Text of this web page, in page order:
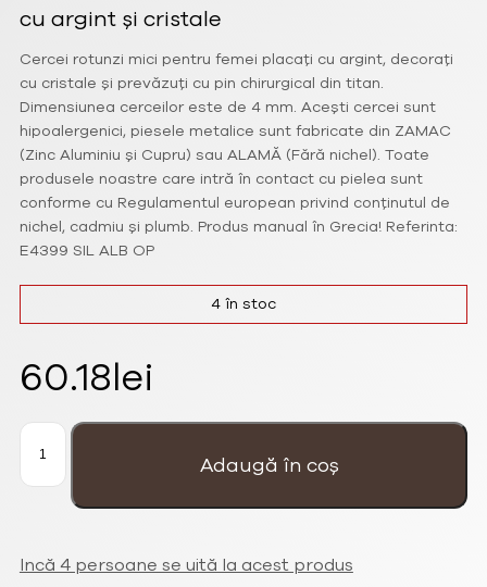
cu argint și cristale
Cercei rotunzi mici pentru femei placați cu argint, decorați
cu cristale și prevăzuți cu pin chirurgical din titan.
Dimensiunea cerceilor este de 4 mm. Acești cercei sunt
hipoalergenici, piesele metalice sunt fabricate din ZAMAC
(Zinc Aluminiu și Cupru) sau ALAMĂ (Fără nichel). Toate
produsele noastre care intră în contact cu pielea sunt
conforme cu Regulamentul european privind conținutul de
nichel, cadmiu și plumb. Produs manual în Grecia! Referinta:
E4399 SIL ALB OP
60.18lei
4 în stoc
Cantitate
rotunzi
Donut
și
cristale
Adaugă în coș
Incă 4 persoane se uită la acest produs